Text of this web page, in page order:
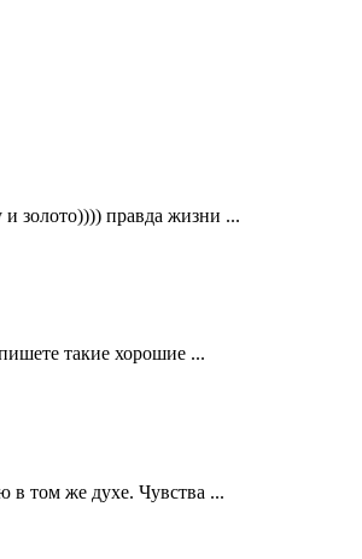
золото)))) правда жизни ...
такие хорошие ...
в том же духе. Чувства ...